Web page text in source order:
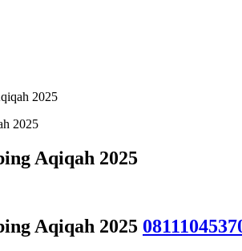
2025
Aqiqah 2025
Aqiqah 2025